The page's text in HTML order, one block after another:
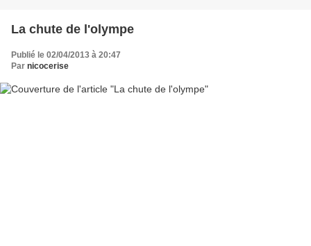
La chute de l'olympe
Publié le 02/04/2013 à 20:47
Par nicocerise